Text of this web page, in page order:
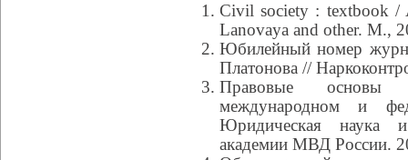
Civil society : textbook
Lanovaya and other. M.,
Юбилейный номер
Платонова //
Правовые основы
международном и
Юридическая наука
академии МВД России.